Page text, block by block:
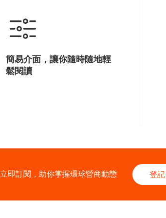
簡易介面，讓你隨時隨地輕
鬆閱讀
立即訂閱，助你掌握環球營商動態 登記